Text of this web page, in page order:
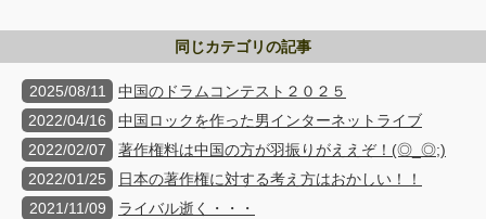
同じカテゴリの記事
2025/08/11
中国のドラムコンテスト２０２５
2022/04/16
中国ロックを作った男インターネットライブ
2022/02/07
著作権料は中国の方が羽振りがええぞ！(◎_◎;)
2022/01/25
日本の著作権に対する考え方はおかしい！！
2021/11/09
ライバル逝く・・・